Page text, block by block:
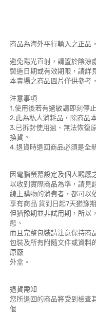
商品為海外平行輸入之正品
避免陽光直射，請置於陰涼
製造日期或有效期限，請詳
本賣場之商品圖片僅供參考
注意事項
1.使用後若有過敏請即刻停
2.此為私人消耗品，除商品
3.已拆封使用過、無法恢復
換貨。
4.退貨時退回商品必須是全
因電腦螢幕設定及個人觀感
以收到實際商品為準，請見
線上購物的消費者，都可以
享有商品 貨到日起7天猶豫
但猶豫期並非試用期，所以
態、
而且完整包裝請注意保持商
包裝及所有附隨文件或資料
原廠
外盒。
退貨需知
您所退回的商品將受到檢查
個